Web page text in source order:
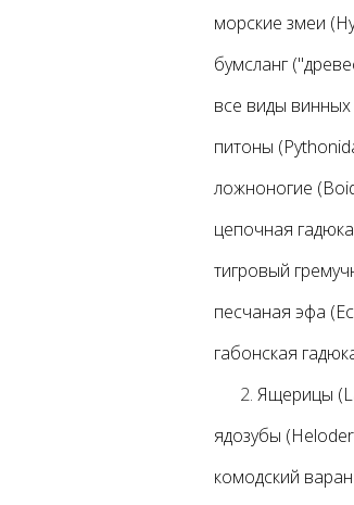
морские змеи
бумсланг
все виды
питоны
ложноногие
цепочная
тигровый
песчаная эфа
габонская
Ящерицы
ядозубы
комодский